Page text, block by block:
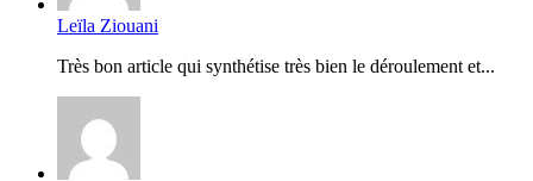
Leïla Ziouani
Très bon article qui synthétise très bien le déroulement et...